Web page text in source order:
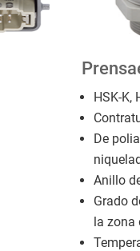
HSK-K,
De
Anillo
Grado
la zona